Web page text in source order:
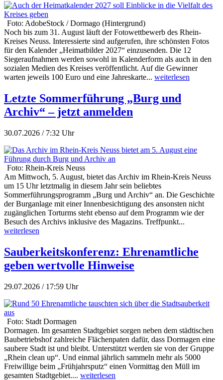
Foto: AdobeStock / Dormago (Hintergrund)
Noch bis zum 31. August läuft der Fotowettbewerb des Rhein-
Kreises Neuss. Interessierte sind aufgerufen, ihre schönsten Fotos
für den Kalender „Heimatbilder 2027“ einzusenden. Die 12
Siegeraufnahmen werden sowohl in Kalenderform als auch in den
sozialen Medien des Kreises veröffentlicht. Auf die Gewinner
warten jeweils 100 Euro und eine Jahreskarte... weiterlesen
Letzte Sommerführung „Burg und
Archiv“ – jetzt anmelden
30.07.2026 / 7:32 Uhr
Foto: Rhein-Kreis Neuss
Am Mittwoch, 5. August, bietet das Archiv im Rhein-Kreis Neuss
um 15 Uhr letztmalig in diesem Jahr sein beliebtes
Sommerführungsprogramm „Burg und Archiv“ an. Die Geschichte
der Burganlage mit einer Innenbesichtigung des ansonsten nicht
zugänglichen Torturms steht ebenso auf dem Programm wie der
Besuch des Archivs inklusive des Magazins. Treffpunkt...
weiterlesen
Sauberkeitskonferenz: Ehrenamtliche
geben wertvolle Hinweise
29.07.2026 / 17:59 Uhr
Foto: Stadt Dormagen
Dormagen. Im gesamten Stadtgebiet sorgen neben dem städtischen
Baubetriebshof zahlreiche Flächenpaten dafür, dass Dormagen eine
saubere Stadt ist und bleibt. Unterstützt werden sie von der Gruppe
„Rhein clean up“. Und einmal jährlich sammeln mehr als 5000
Freiwillige beim „Frühjahrsputz“ einen Vormittag den Müll im
gesamten Stadtgebiet.... weiterlesen